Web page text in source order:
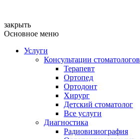
закрыть
Основное меню
Услуги
Консультации стоматологов
Терапевт
Ортопед
Ортодонт
Хирург
Детский стоматолог
Все услуги
Диагностика
Радиовизиография